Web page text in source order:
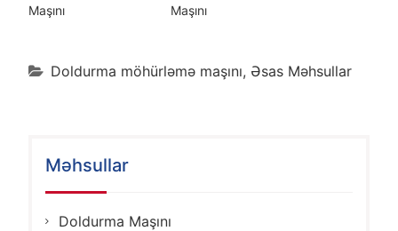
Maşını
Maşını
Doldurma möhürləmə maşını, Əsas Məhsullar
Məhsullar
Doldurma Maşını